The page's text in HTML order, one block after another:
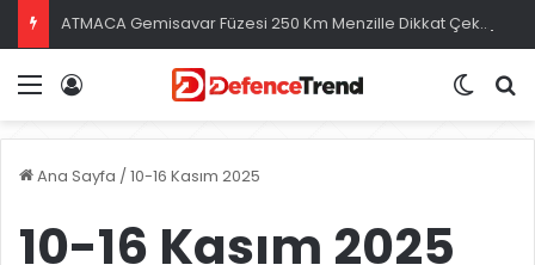
ATMACA Gemisavar Füzesi 250 Km Menzille Dikkat Çekiyor
Menü Dış
Ana Sayfa /10-16 Kasım 2025
10-16 Kasım 2025